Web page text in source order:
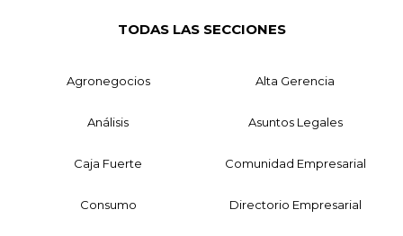
TODAS LAS SECCIONES
Agronegocios Alta Gerencia
Análisis Asuntos Legales
Caja Fuerte Comunidad Empresarial
Consumo Directorio Empresarial